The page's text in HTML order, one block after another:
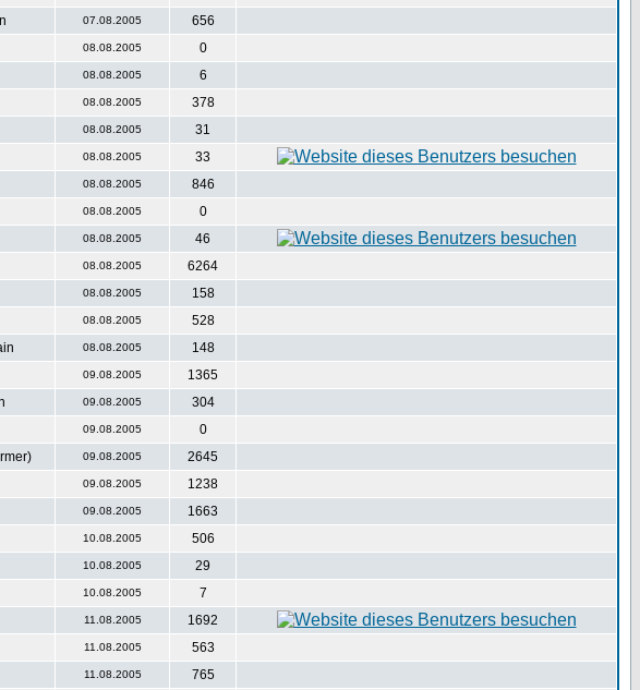
07.08.2005
656
08.08.2005
0
08.08.2005
6
08.08.2005
378
08.08.2005
31
08.08.2005
33
08.08.2005
846
08.08.2005
0
08.08.2005
46
08.08.2005
6264
08.08.2005
158
08.08.2005
528
08.08.2005
148
09.08.2005
1365
09.08.2005
304
09.08.2005
0
09.08.2005
2645
09.08.2005
1238
09.08.2005
1663
10.08.2005
506
10.08.2005
29
10.08.2005
7
11.08.2005
1692
11.08.2005
563
11.08.2005 765